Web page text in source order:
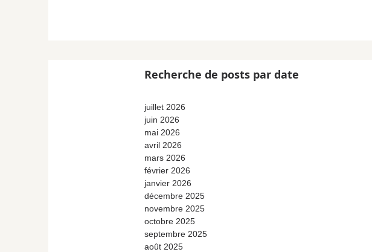
Recherche de posts par date
juillet 2026
juin 2026
mai 2026
avril 2026
mars 2026
février 2026
janvier 2026
décembre 2025
novembre 2025
octobre 2025
septembre 2025
août 2025